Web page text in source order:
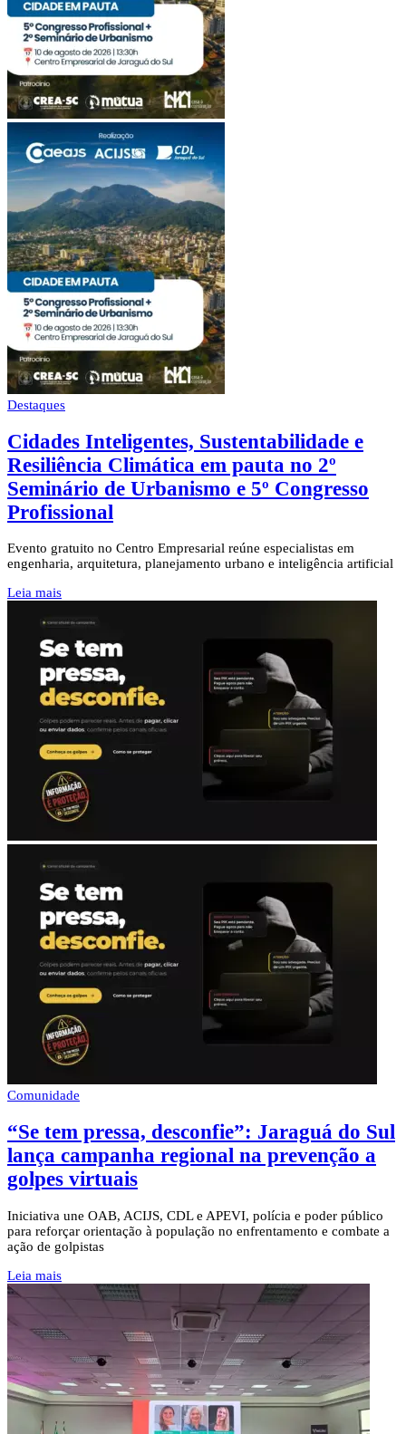
Destaques
Cidades Inteligentes, Sustentabilidade e
Resiliência Climática em pauta no 2º
Seminário de Urbanismo e 5º Congresso
Profissional
Evento gratuito no Centro Empresarial reúne especialistas em
engenharia, arquitetura, planejamento urbano e inteligência artificial
Leia mais
Comunidade
“Se tem pressa, desconfie”: Jaraguá do Sul
lança campanha regional na prevenção a
golpes virtuais
Iniciativa une OAB, ACIJS, CDL e APEVI, polícia e poder público
para reforçar orientação à população no enfrentamento e combate a
ação de golpistas
Leia mais